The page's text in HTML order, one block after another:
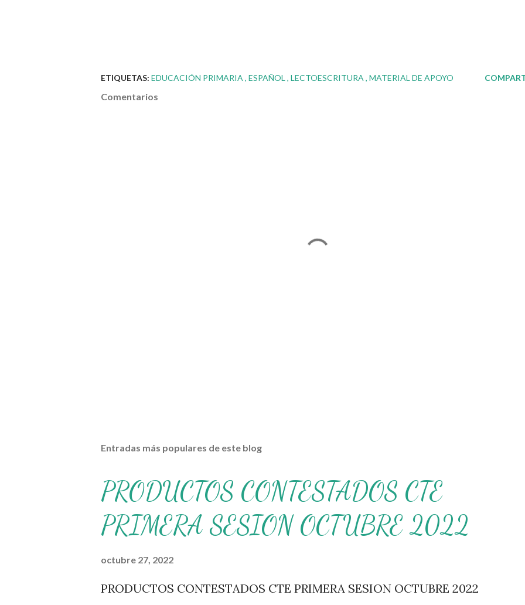
ETIQUETAS: EDUCACIÓN PRIMARIA ESPAÑOL LECTOESCRITURA MATERIAL DE APOYO
Comentarios
Entradas más populares de este blog
PRODUCTOS CONTESTADOS CTE
PRIMERA SESION OCTUBRE 2022
octubre 27, 2022
PRODUCTOS CONTESTADOS CTE PRIMERA SESION OCTUBRE 2022